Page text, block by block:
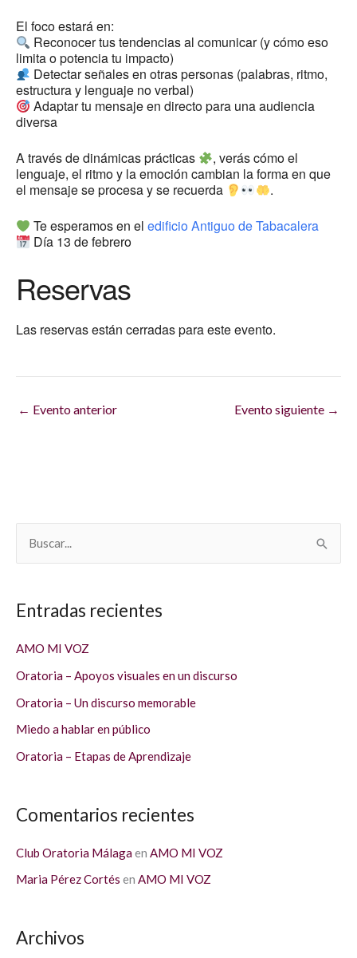
El foco estará en:
Reconocer tus tendencias al comunicar (y cómo eso
limita o potencia tu impacto)
Detectar señales en otras personas (palabras, ritmo,
estructura y lenguaje no verbal)
Adaptar tu mensaje en directo para una audiencia
diversa
A través de dinámicas prácticas
, verás cómo el
lenguaje, el ritmo y la emoción cambian la forma en que
el mensaje se procesa y se recuerda
.
Te esperamos en eledificio Antiguo de Tabacalera
Día 13 de febrero
Reservas
Las reservas están cerradas para este evento.
← Evento anterior Evento siguiente →
c
a
:
Entradas recientes
AMO MI VOZ
Oratoria – Apoyos visuales en un discurso
Oratoria – Un discurso memorable
Miedo a hablar en público
Oratoria – Etapas de Aprendizaje
Comentarios recientes
Club Oratoria Málagaen AMO MI VOZ
Maria Pérez Cortés en AMO MI VOZ
Archivos